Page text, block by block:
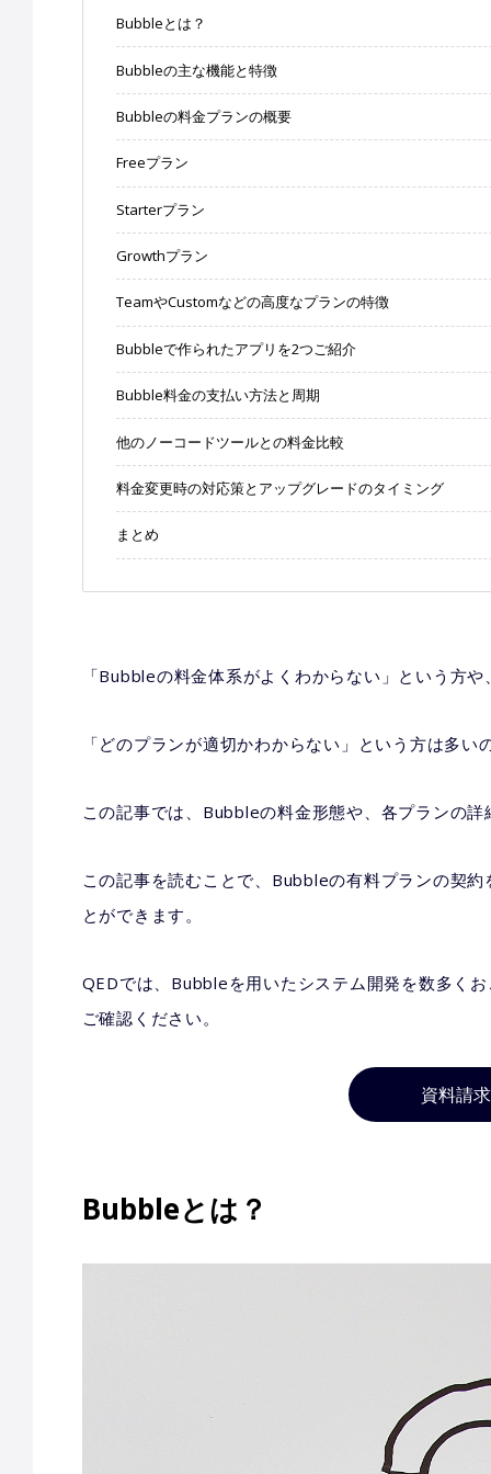
Bubbleとは？
Bubbleの主な機能と特徴
Bubbleの料金プランの概要
Freeプラン
Starterプラン
Growthプラン
TeamやCustomなどの高度なプランの特徴
Bubbleで作られたアプリを2つご紹介
Bubble料金の支払い方法と周期
他のノーコードツールとの料金比較
料金変更時の対応策とアップグレードのタイミング
まとめ
「Bubbleの料金体系がよくわからない」という方や
「どのプランが適切かわからない」という方は多い
この記事では、Bubbleの料金形態や、各プランの
この記事を読むことで、Bubbleの有料プランの契
とができます。
QEDでは、Bubbleを用いたシステム開発を数多く
ご確認ください。
資料請
Bubbleとは？